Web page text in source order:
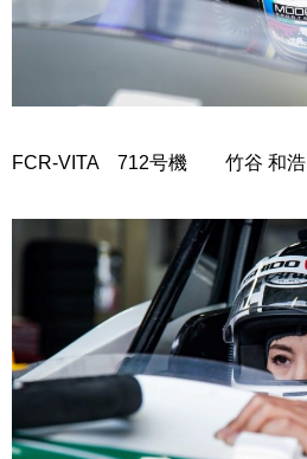
FCR-VITA 712号機 竹谷 和浩